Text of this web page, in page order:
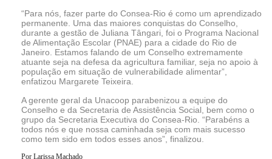
“Para nós, fazer parte do Consea-Rio é como um aprendizado
permanente. Uma das maiores conquistas do Conselho,
durante a gestão de Juliana Tângari, foi o Programa Nacional
de Alimentação Escolar (PNAE) para a cidade do Rio de
Janeiro. Estamos falando de um Conselho extremamente
atuante seja na defesa da agricultura familiar, seja no apoio à
população em situação de vulnerabilidade alimentar”,
enfatizou Margarete Teixeira.
A gerente geral da Unacoop parabenizou a equipe do
Conselho e da Secretaria de Assistência Social, bem como o
grupo da Secretaria Executiva do Consea-Rio. “Parabéns a
todos nós e que nossa caminhada seja com mais sucesso
como tem sido em todos esses anos”, finalizou.
Por Larissa Machado